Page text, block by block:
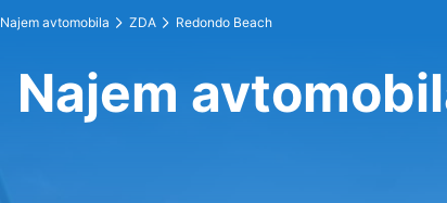
Najem avtomobila ZDA Redondo Beach
Najem